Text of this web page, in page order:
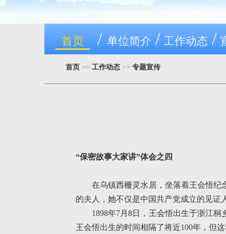
首页 / 单位简介 / 工作动态 /
首页 >> 工作动态 >> 专题宣传
“保密故事大家讲”体会之四
在乌镇西栅灵水居，坐落着王会悟
的夫人，她不仅是中国共产党成立的见证
1898年7月8日，王会悟出生于浙江
王会悟出生的时间相隔了将近100年，但